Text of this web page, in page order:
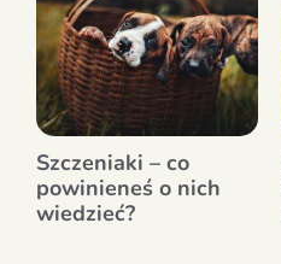
Szczeniaki – co
powinieneś o nich
wiedzieć?